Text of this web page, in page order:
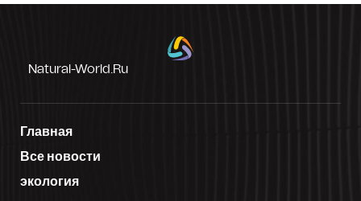
Natural-World.ru
Главная
Все новости
экология